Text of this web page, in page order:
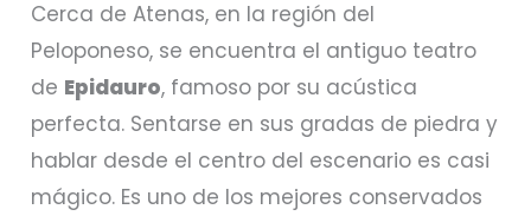
Cerca de Atenas, en la región del
Peloponeso, se encuentra el antiguo teatro
de Epidauro, famoso por su acústica
perfecta. Sentarse en sus gradas de piedra y
hablar desde el centro del escenario es casi
mágico. Es uno de los mejores conservados